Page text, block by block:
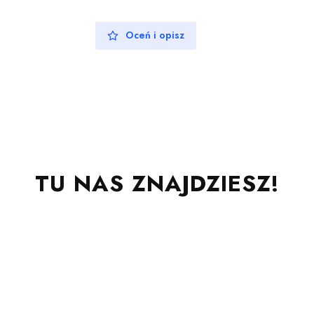
Oceń i opisz
TU NAS ZNAJDZIESZ!